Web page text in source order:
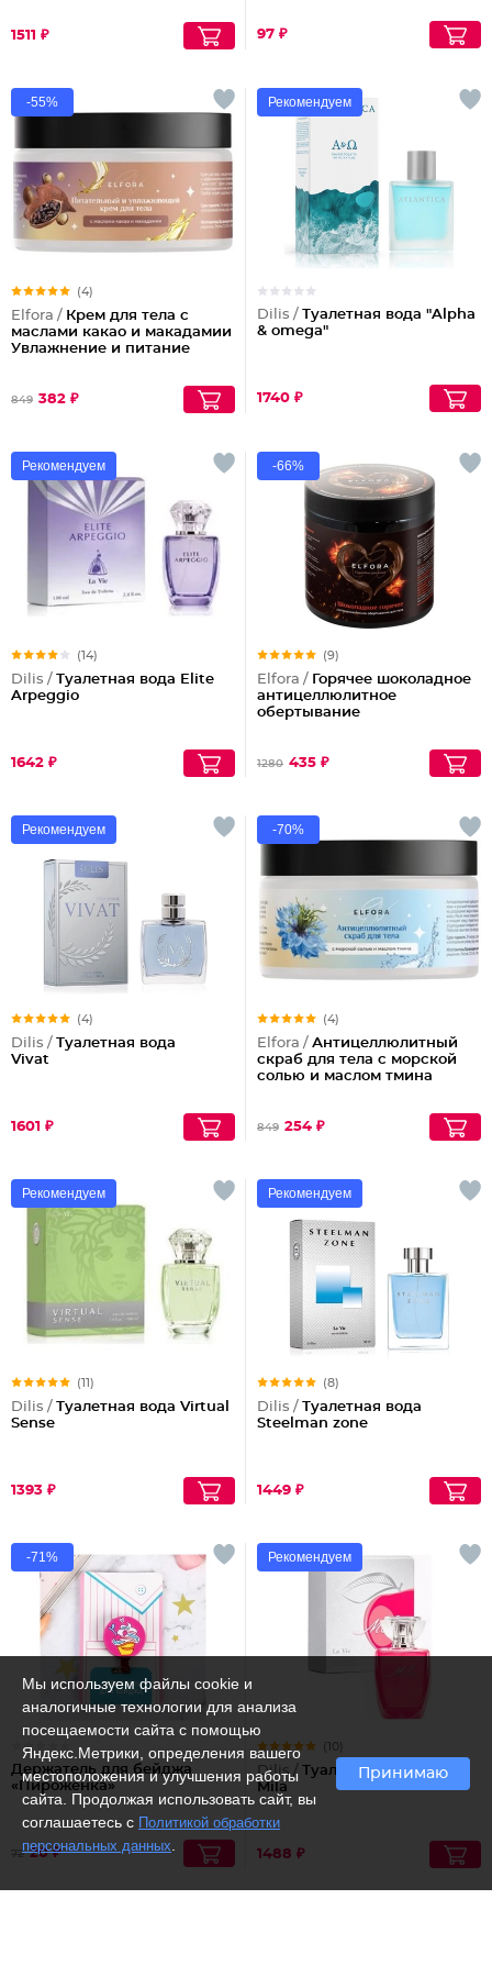
1511 ₽ 97 ₽
-55%
(4)
Elfora / Крем для тела с
маслами какао и макадамии
Увлажнение и питание
849 382 ₽
Рекомендуем
Dilis / Туалетная вода "Alpha
& omega"
1740 ₽
Рекомендуем
(14)
Dilis / Туалетная вода Elite
Arpeggio
1642 ₽
-66%
(9)
Elfora / Горячее шоколадное
антицеллюлитное
обертывание
1280 435 ₽
Рекомендуем
(4)
Dilis / Туалетная вода
Vivat
1601 ₽
-70%
(4)
Elfora / Антицеллюлитный
скраб для тела с морской
солью и маслом тмина
849 254 ₽
Рекомендуем
(11)
Dilis / Туалетная вода Virtual
Sense
1393 ₽
Рекомендуем
(8)
Dilis / Туалетная вода
Steelman zone
1449 ₽
-71%
Держатель для бейджа
«Пироженка»
72 20 ₽
Рекомендуем
(10)
Dilis / Туалетная вода
Mila
1488 ₽
Мы используем файлы cookie и
аналогичные технологии для анализа
посещаемости сайта с помощью
Яндекс.Метрики, определения вашего
местоположения и улучшения работы
сайта. Продолжая использовать сайт, вы
соглашаетесь с Политикой обработки
персональных данных
Принимаю